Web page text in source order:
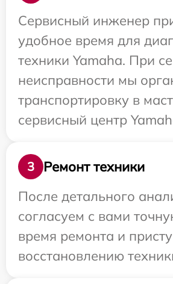
Сервисный инженер
удобное время для
техники Yamaha. При
неисправности мы
транспортировку в
сервисный центр
3
Ремонт техники
После детального
согласуем с вами
время ремонта и
восстановлению